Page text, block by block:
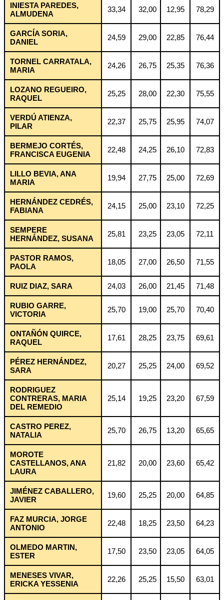
INIESTA PAREDES,
ALMUDENA
33,34 32,00 12,95 78,29
GARCÍA SORIA,
DANIEL
24,59 29,00 22,85 76,44
TORNEL CARRATALA,
MARIA
24,26 26,75 25,35 76,36
LOZANO REGUEIRO,
RAQUEL
25,25 28,00 22,30 75,55
VERDÚ ATIENZA,
PILAR
22,37 25,75 25,95 74,07
BERMEJO CORTÉS,
FRANCISCA EUGENIA
22,48 24,25 26,10 72,83
LILLO BEVIA, ANA
MARIA
19,94 27,75 25,00 72,69
HERNÁNDEZ CEDRÉS,
FABIANA
24,15 25,00 23,10 72,25
SEMPERE
HERNÁNDEZ, SUSANA
25,81 23,25 23,05 72,11
PASTOR RAMOS,
PAOLA
18,05 27,00 26,50 71,55
RUIZ DIAZ, SARA 24,03 26,00 21,45 71,48
RUBIO GARRE,
VICTORIA
25,70 19,00 25,70 70,40
ONTAÑÓN QUIRCE,
RAQUEL
17,61 28,25 23,75 69,61
PÉREZ HERNÁNDEZ,
SARA
20,27 25,25 24,00 69,52
RODRIGUEZ
CONTRERAS, MARIA
DEL REMEDIO
25,14 19,25 23,20 67,59
CASTRO PEREZ,
NATALIA
25,70 26,75 13,20 65,65
MOROTE
CASTELLANOS, ANA
LAURA
21,82 20,00 23,60 65,42
JIMÉNEZ CABALLERO,
JAVIER
19,60 25,25 20,00 64,85
FAZ MURCIA, JORGE
ANTONIO
22,48 18,25 23,50 64,23
OLMEDO MARTIN,
ESTER
17,50 23,50 23,05 64,05
MENESES VIVAR,
ERICKA YESSENIA
22,26 25,25 15,50 63,01